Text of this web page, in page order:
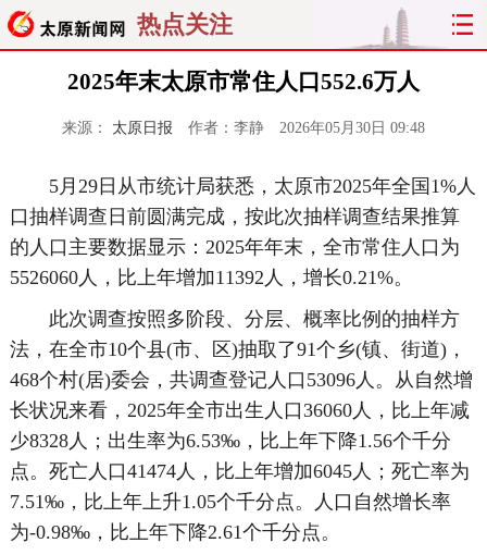
热点关注
2025年末太原市常住人口552.6万人
来源： 太原日报 作者：李静 2026年05月30日 09:48
5月29日从市统计局获悉，太原市2025年全国1%人
口抽样调查日前圆满完成，按此次抽样调查结果推算
的人口主要数据显示：2025年年末，全市常住人口为
5526060人，比上年增加11392人，增长0.21%。
此次调查按照多阶段、分层、概率比例的抽样方
法，在全市10个县(市、区)抽取了91个乡(镇、街道)，
468个村(居)委会，共调查登记人口53096人。从自然增
长状况来看，2025年全市出生人口36060人，比上年减
少8328人；出生率为6.53‰，比上年下降1.56个千分
点。死亡人口41474人，比上年增加6045人；死亡率为
7.51‰，比上年上升1.05个千分点。人口自然增长率
为-0.98‰，比上年下降2.61个千分点。